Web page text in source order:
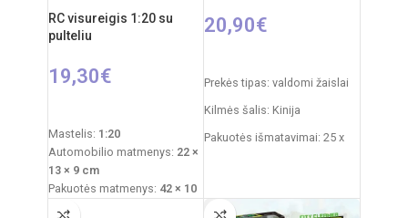
RC visureigis 1:20 su
pulteliu
19,30€
Mastelis: 1:20
Automobilio matmenys: 22 ×
13 × 9 cm
Pakuotės matmenys: 42 × 10
20,90€
Prekės tipas: valdomi žaislai
Kilmės šalis: Kinija
Pakuotės išmatavimai: 25 x
Nuotolinio valdymo pultas: